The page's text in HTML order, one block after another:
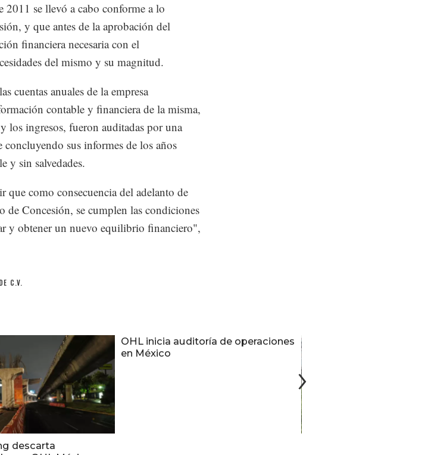
se llevó a cabo conforme a lo
y que antes de la aprobación del
financiera necesaria con el
del mismo y su magnitud.
cuentas anuales de la empresa
contable y financiera de la misma,
los ingresos, fueron auditadas por una
sus informes de los años
y sin salvedades.
como consecuencia del adelanto de
de Concesión, se cumplen las condiciones
y obtener un nuevo equilibrio financiero",
C.V.
descarta
OHL inicia auditoría de operaciones
en México